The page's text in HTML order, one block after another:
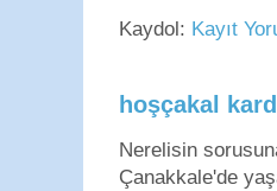
Kaydol: Kayıt
hoşçakal
Nerelisin
Çanakkale'de